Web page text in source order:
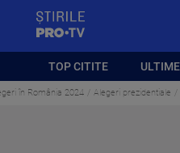
TOP CITITE
în România 2024 Alegeri prezidentiale